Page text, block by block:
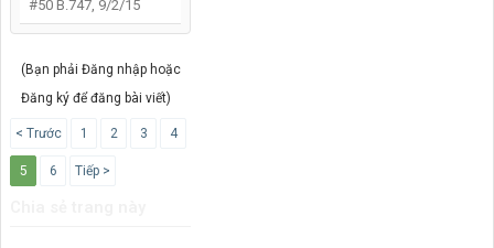
#50 B.747 9/2/15
(Bạn phải Đăng nhập hoặc
Đăng ký để đăng bài viết)
< Trước 1 2 3 4
5 6 Tiếp >